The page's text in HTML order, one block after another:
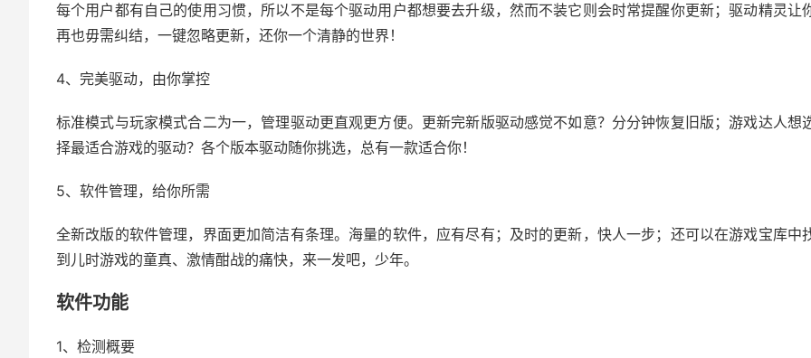
每个用户都有自己的使用习惯，所以不是每个驱动用户都想要去升级，然而不装它则会时常提醒你更新；驱动精灵让
再也毋需纠结，一键忽略更新，还你一个清静的世界！
4、完美驱动，由你掌控
标准模式与玩家模式合二为一，管理驱动更直观更方便。更新完新版驱动感觉不如意？分分钟恢复旧版；游戏达人想
择最适合游戏的驱动？各个版本驱动随你挑选，总有一款适合你！
5、软件管理，给你所需
全新改版的软件管理，界面更加简洁有条理。海量的软件，应有尽有；及时的更新，快人一步；还可以在游戏宝库中
到儿时游戏的童真、激情酣战的痛快，来一发吧，少年。
软件功能
1、检测概要